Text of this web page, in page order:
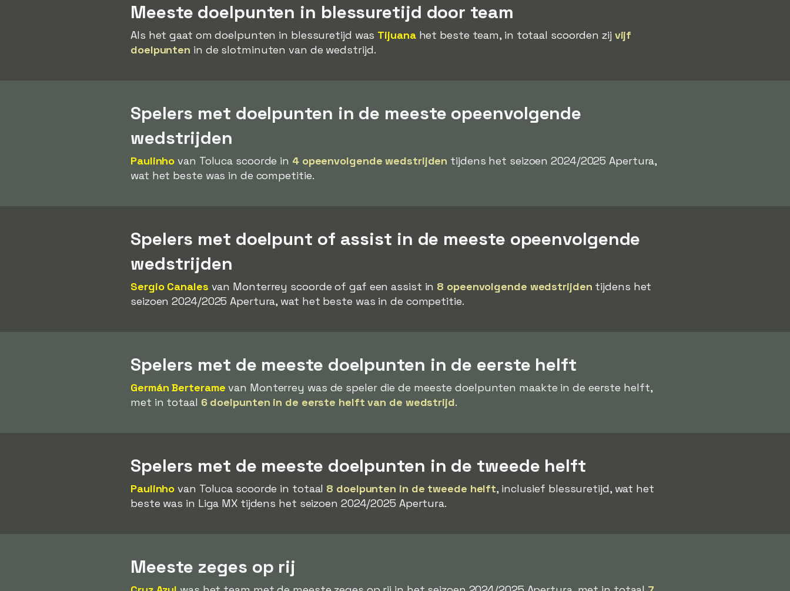
Meeste doelpunten in blessuretijd door team
Als het gaat om doelpunten in blessuretijd was Tijuanahet beste team, in totaal scoorden zij vijf
doelpunten in de slotminuten van de wedstrijd.
Spelers met doelpunten in de meeste opeenvolgende
wedstrijden
Paulinho van Toluca scoorde in 4 opeenvolgende wedstrijden tijdens het seizoen 2024/2025 Apertura,
wat het beste was in de competitie.
Spelers met doelpunt of assist in de meeste opeenvolgende
wedstrijden
Sergio Canales van Monterrey scoorde of gaf een assist in 8 opeenvolgende wedstrijden tijdens het
seizoen 2024/2025 Apertura, wat het beste was in de competitie.
Spelers met de meeste doelpunten in de eerste helft
Germán Berterame van Monterrey was de speler die de meeste doelpunten maakte in de eerste helft,
met in totaal 6 doelpunten in de eerste helft van de wedstrijd.
Spelers met de meeste doelpunten in de tweede helft
Paulinho van Toluca scoorde in totaal 8 doelpunten in de tweede helft, inclusief blessuretijd, wat het
beste was in Liga MX tijdens het seizoen 2024/2025 Apertura.
Meeste zeges op rij